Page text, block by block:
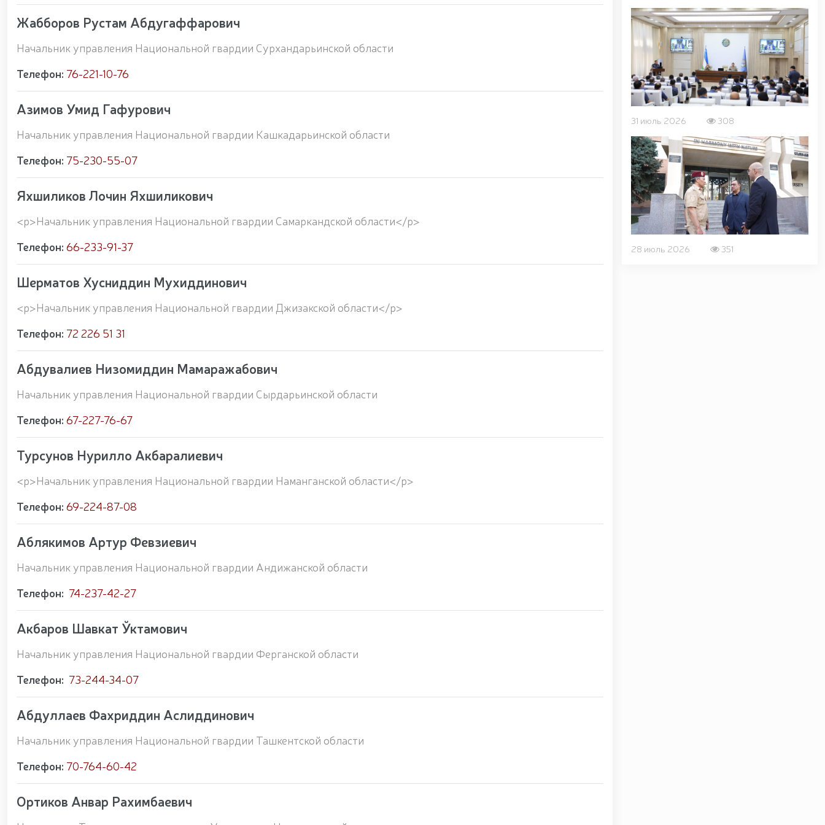
Жабборов Рустам Абдугаффарович
Начальник управления Национальной гвардии Сурхандарьинской области
Телефон: 76-221-10-76
Азимов Умид Гафурович
Начальник управления Национальной гвардии Кашкадарьинской области
Телефон: 75-230-55-07
Яхшиликов Лочин Яхшиликович
<p>Начальник управления Национальной гвардии Самаркандской области</p>
Телефон: 66-233-91-37
Шерматов Хусниддин Мухиддинович
<p>Начальник управления Национальной гвардии Джизакской области</p>
Телефон: 72 226 51 31
Абдувалиев Низомиддин Мамаражабович
Начальник управления Национальной гвардии Сырдарьинской области
Телефон: 67-227-76-67
Турсунов Нурилло Акбаралиевич
<p>Начальник управления Национальной гвардии Наманганской области</p>
Телефон: 69-224-87-08
Аблякимов Артур Февзиевич
Начальник управления Национальной гвардии Андижанской области
Телефон: 74-237-42-27
Акбаров Шавкат Ўктамович
Начальник управления Национальной гвардии Ферганской области
Телефон: 73-244-34-07
Абдуллаев Фахриддин Аслиддинович
Начальник управления Национальной гвардии Ташкентской области
Телефон: 70-764-60-42
Ортиков Анвар Рахимбаевич
31 июль 2026 308
28 июль 2026 351